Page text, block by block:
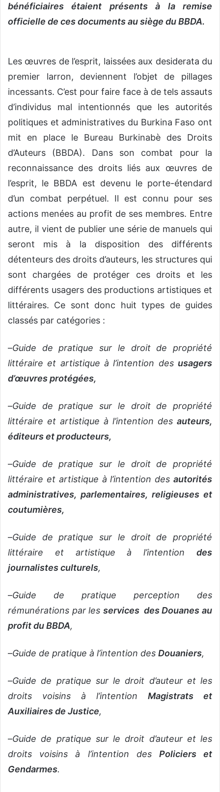
l
bénéficiaires étaient présents à la remise
officielle de ces documents au siège du BBDA.
Les œuvres de l’esprit, laissées aux desiderata du
premier larron, deviennent l’objet de pillages
incessants. C’est pour faire face à de tels assauts
d’individus mal intentionnés que les autorités
politiques et administratives du Burkina Faso ont
mit en place le Bureau Burkinabè des Droits
d’Auteurs (BBDA). Dans son combat pour la
reconnaissance des droits liés aux œuvres de
l’esprit, le BBDA est devenu le porte-étendard
d’un combat perpétuel. Il est connu pour ses
actions menées au profit de ses membres. Entre
autre, il vient de publier une série de manuels qui
seront mis à la disposition des différents
détenteurs des droits d’auteurs, les structures qui
sont chargées de protéger ces droits et les
différents usagers des productions artistiques et
littéraires. Ce sont donc huit types de guides
classés par catégories :
–Guide de pratique sur le droit de propriété
littéraire et artistique à l’intention des usagers
d’œuvres protégées,
–Guide de pratique sur le droit de propriété
littéraire et artistique à l’intention des auteurs,
éditeurs et producteurs,
–Guide de pratique sur le droit de propriété
littéraire et artistique à l’intention des autorités
administratives, parlementaires, religieuses et
coutumières,
–Guide de pratique sur le droit de propriété
littéraire et artistique à l’intention des
journalistes culturels,
–Guide de pratique perception des
rémunérations par les services des Douanes au
profit du BBDA,
–Guide de pratique à l’intention des Douaniers,
–Guide de pratique sur le droit d’auteur et les
droits voisins à l’intention Magistrats et
Auxiliaires de Justice,
–Guide de pratique sur le droit d’auteur et les
droits voisins à l’intention des Policiers et
Gendarmes.